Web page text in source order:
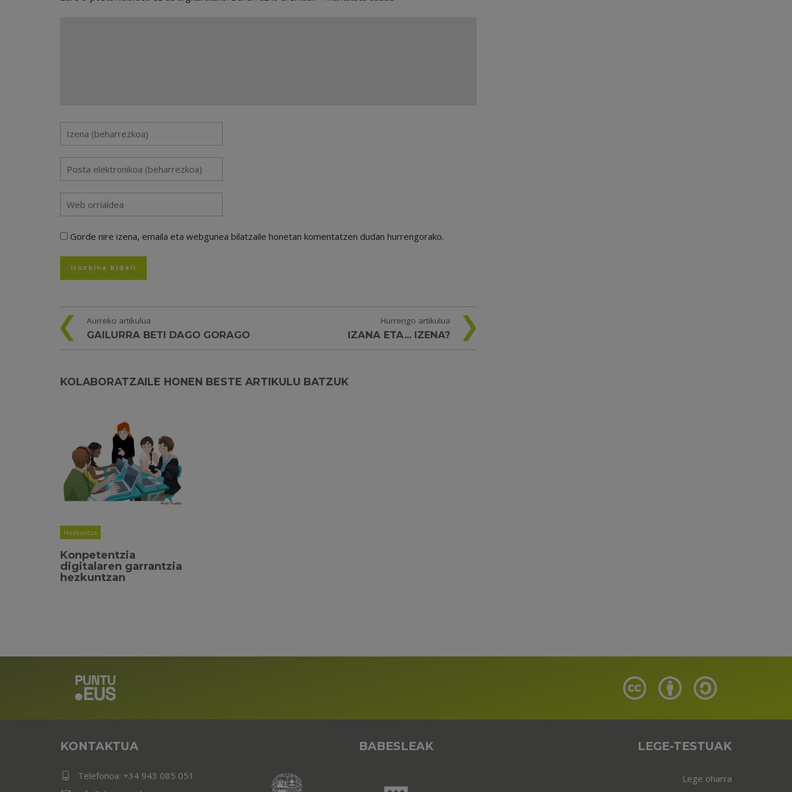
Gorde nire izena, emaila eta webgunea bilatzaile honetan komentatzen dudan hurrengorako.
Aurreko artikulua
GAILURRA BETI DAGO GORAGO
Hurrengo artikulua
IZANA ETA... IZENA?
KOLABORATZAILE HONEN BESTE ARTIKULU BATZUK
Hezkuntza
Konpetentzia
digitalaren garrantzia
hezkuntzan
KONTAKTUA
Telefonoa: +34 943 085 051
BABESLEAK LEGE-TESTUAK
Lege oharra